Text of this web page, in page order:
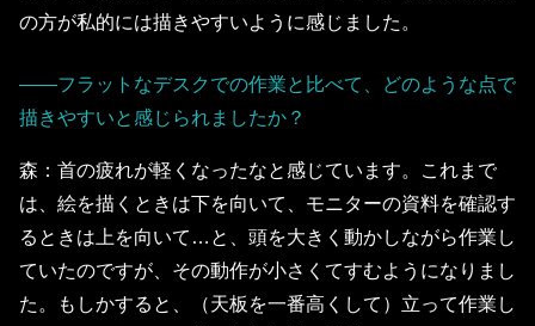
の方が私的には描きやすいように感じました。
――フラットなデスクでの作業と比べて、どのような点で
描きやすいと感じられましたか？
森：首の疲れが軽くなったなと感じています。これまで
は、絵を描くときは下を向いて、モニターの資料を確認す
るときは上を向いて…と、頭を大きく動かしながら作業し
ていたのですが、その動作が小さくてすむようになりまし
た。もしかすると、（天板を一番高くして）立って作業し